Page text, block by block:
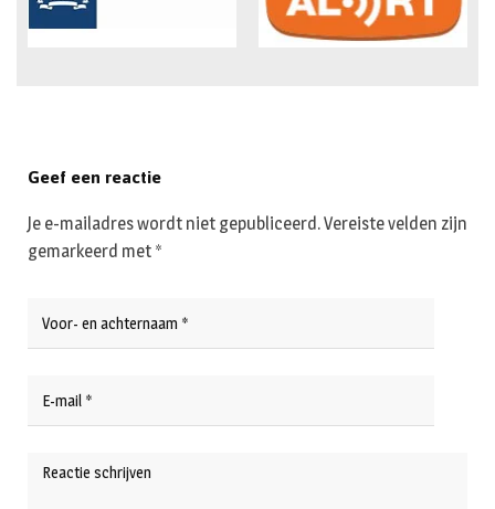
Geef een reactie
Je e-mailadres wordt niet gepubliceerd.Vereiste velden zijn
gemarkeerd met *